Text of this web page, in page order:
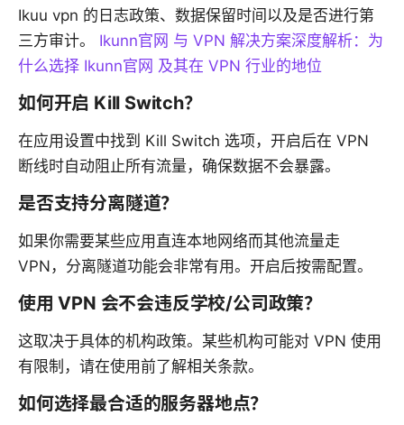
Ikuu vpn 的日志政策、数据保留时间以及是否进行第
三方审计。 Ikunn官网 与 VPN 解决方案深度解析：为
什么选择 Ikunn官网 及其在 VPN 行业的地位
如何开启 Kill Switch？
在应用设置中找到 Kill Switch 选项，开启后在 VPN
断线时自动阻止所有流量，确保数据不会暴露。
是否支持分离隧道？
如果你需要某些应用直连本地网络而其他流量走
VPN，分离隧道功能会非常有用。开启后按需配置。
使用 VPN 会不会违反学校/公司政策？
这取决于具体的机构政策。某些机构可能对 VPN 使用
有限制，请在使用前了解相关条款。
如何选择最合适的服务器地点？